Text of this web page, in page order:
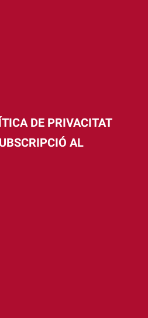
DE PRIVACITAT
AL